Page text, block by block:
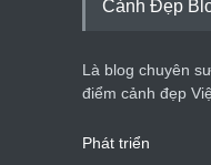
Cảnh Đẹp
Là blog chuyên
điểm cảnh đẹp
Phát triển